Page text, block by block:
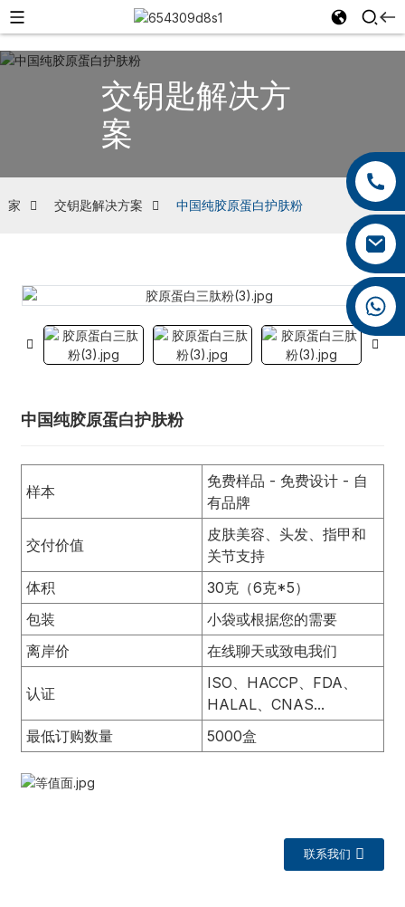
+86 13959222339
+86 0592 5599526
+86 18965423693
交钥匙解决方
案
家 交钥匙解决方案 中国纯胶原蛋白护肤粉
中国纯胶原蛋白护肤粉
样本
免费样品 - 免费设计 - 自
有品牌
交付价值
皮肤美容、头发、指甲和
关节支持
体积
30克（6克*5）
包装
小袋或根据您的需要
离岸价
在线聊天或致电我们
认证
ISO、HACCP、FDA、
HALAL、CNAS...
最低订购数量
5000盒
联系我们